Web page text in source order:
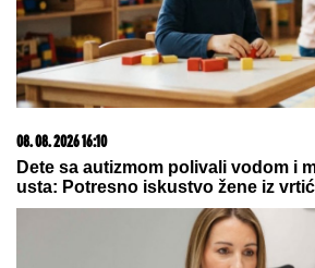
Da li deca nasleđuju otpornost na